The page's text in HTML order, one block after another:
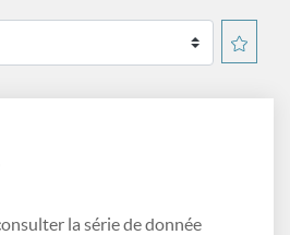
la série de donnée